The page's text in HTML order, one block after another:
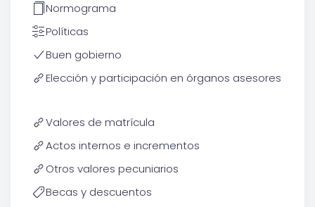
Normograma
Políticas
Buen gobierno
Elección y participación en órganos asesores
Valores de matrícula
Actos internos e incrementos
Otros valores pecuniarios
Becas y descuentos